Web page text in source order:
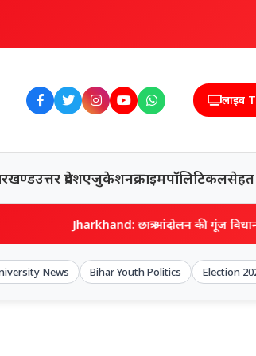
लाइव
उत्तर प्रदेशएजुकेशनक्राइमपॉलिटिकलसेहत
Jharkhand: छात्र आंदोलन की गूंज विधानसभा तक
News Bihar Youth Politics Election